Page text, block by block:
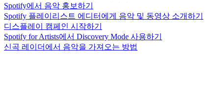
Spotify에서 음악 홍보하기
Spotify 플레이리스트 에디터에게 음악 및 동영상 소개하기
디스플레이 캠페인 시작하기
Spotify for Artists에서 Discovery Mode 사용하기
신곡 레이더에서 음악을 가져오는 방법